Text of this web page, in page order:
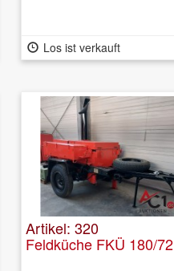
Los ist verkauft
Artikel: 320
Feldküche FKÜ 180/72